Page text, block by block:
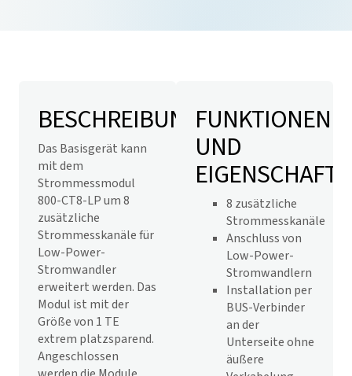
BESCHREIBUNG
Das Basisgerät kann
mit dem
Strommessmodul
800-CT8-LP um 8
zusätzliche
Strommesskanäle für
Low-Power-
Stromwandler
erweitert werden. Das
Modul ist mit der
Größe von 1 TE
extrem platzsparend.
Angeschlossen
FUNKTIONEN
UND
8 zusätzliche
Strommesskanäle
Anschluss von
Low-Power-
Stromwandlern
Installation per
BUS-Verbinder
an der
Unterseite ohne
äußere